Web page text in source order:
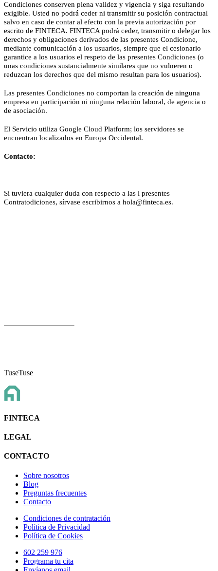
Condiciones conserven plena validez y vigencia y siga resultando
exigible. Usted no podrá ceder ni transmitir su posición contractual
salvo en caso de contar al efecto con la previa autorización por
escrito de FINTECA. FINTECA podrá ceder, transmitir o delegar los
derechos y obligaciones derivados de las presentes Condicione,
mediante comunicación a los usuarios, siempre que el cesionario
garantice a los usuarios el respeto de las presentes Condiciones (o
unas condiciones sustancialmente similares que no vulneren o
reduzcan los derechos que del mismo resultan para los usuarios).
Las presentes Condiciones no comportan la creación de ninguna
empresa en participación ni ninguna relación laboral, de agencia o
de asociación.
El Servicio utiliza Google Cloud Platform; los servidores se
encuentran localizados en Europa Occidental.
Contacto:
Si tuviera cualquier duda con respecto a las l presentes
Contratodiciones, sírvase escribirnos a hola@finteca.es.
TuseTuse
FINTECA
LEGAL
CONTACTO
Sobre nosotros
Blog
Preguntas frecuentes
Contacto
Condiciones de contratación
Política de Privacidad
Política de Cookies
602 259 976
Programa tu cita